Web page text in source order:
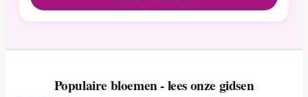
Populaire bloemen - lees onze gidsen